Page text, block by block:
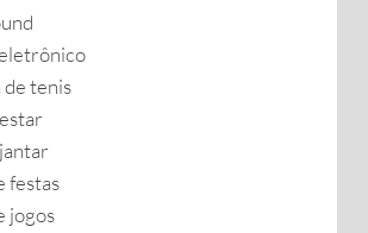
tenis
festas
jogos